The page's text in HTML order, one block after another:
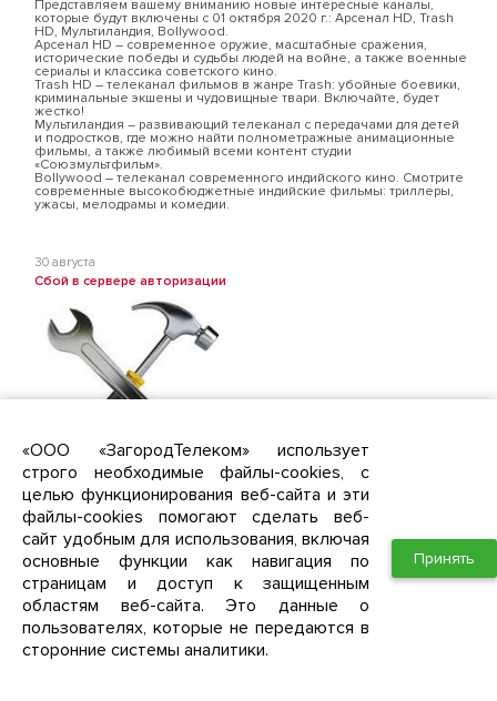
Представляем вашему вниманию новые интересные каналы,
которые будут включены с 01 октября 2020 г.: Арсенал HD, Trash
HD, Мультиландия, Bollywood.
Арсенал HD – современное оружие, масштабные сражения,
исторические победы и судьбы людей на войне, а также военные
сериалы и классика советского кино.
Trash HD – телеканал фильмов в жанре Trash: убойные боевики,
криминальные экшены и чудовищные твари. Включайте, будет
жестко!
Мультиландия – развивающий телеканал с передачами для детей
и подростков, где можно найти полнометражные анимационные
фильмы, а также любимый всеми контент студии
«Союзмультфильм».
Bollywood – телеканал современного индийского кино. Смотрите
современные высокобюджетные индийские фильмы: триллеры,
ужасы, мелодрамы и комедии.
30 августа
Сбой в сервере авторизации
Уважаемые абоненты, в связи со сбоем оборудования с 4 часов
утра до 8.30 утра у части абонентов были недоступны услуги
доступа к сети интернет.
Приносим свои извинения за доставленные неудобства.
Ново-Молоково Южное Видное Западная Долина Южная Долина
ЖК Первый квартал
23 июня
Приём заявок "Южная Долина" Квартал 4 дом 14!
Уважаемые жители Пригорода "Южная Долина" Квартал 4, дом
14!
«ООО «ЗагородТелеком» использует
строго необходимые файлы-cookies, с
целью функционирования веб-сайта и эти
файлы-cookies помогают сделать веб-
сайт удобным для использования, включая
основные функции как навигация по
страницам и доступ к защищенным
областям веб-сайта. Это данные о
пользователях, которые не передаются в
сторонние системы аналитики.
Принять